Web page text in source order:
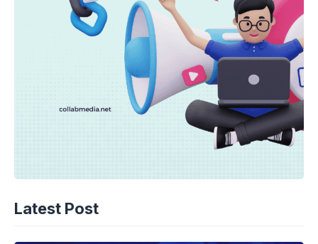
Latest Post